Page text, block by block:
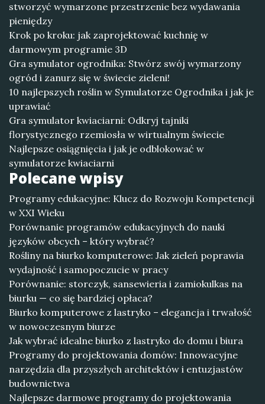
stworzyć wymarzone przestrzenie bez wydawania
pieniędzy
Krok po kroku: jak zaprojektować kuchnię w
darmowym programie 3D
Gra symulator ogrodnika: Stwórz swój wymarzony
ogród i zanurz się w świecie zieleni!
10 najlepszych roślin w Symulatorze Ogrodnika i jak je
uprawiać
Gra symulator kwiaciarni: Odkryj tajniki
florystycznego rzemiosła w wirtualnym świecie
Najlepsze osiągnięcia i jak je odblokować w
symulatorze kwiaciarni
Polecane wpisy
Programy edukacyjne: Klucz do Rozwoju Kompetencji
w XXI Wieku
Porównanie programów edukacyjnych do nauki
języków obcych – który wybrać?
Rośliny na biurko komputerowe: Jak zieleń poprawia
wydajność i samopoczucie w pracy
Porównanie: storczyk, sansewieria i zamiokulkas na
biurku — co się bardziej opłaca?
Biurko komputerowe z lastryko – elegancja i trwałość
w nowoczesnym biurze
Jak wybrać idealne biurko z lastryko do domu i biura
Programy do projektowania domów: Innowacyjne
narzędzia dla przyszłych architektów i entuzjastów
budownictwa
Najlepsze darmowe programy do projektowania